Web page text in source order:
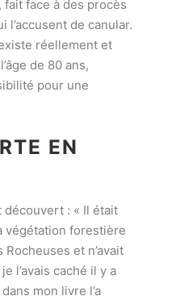
face à des procès
de canular.
réellement et
de 80 ans,
pour une
EN
découvert : « Il était
végétation forestière
et n’avait
l’avais caché il y a
mon livre l’a